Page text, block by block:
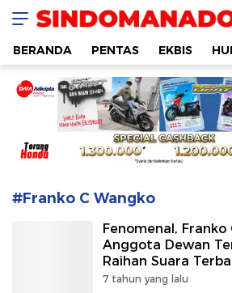
SINDOMANADO
Informatif dan Edukatif
BERANDA PENTAS EKBIS
#Franko C Wangko
Fenomenal, Franko
Anggota Dewan
Raihan Suara
Neraka Sario-
7 tahun yang lalu